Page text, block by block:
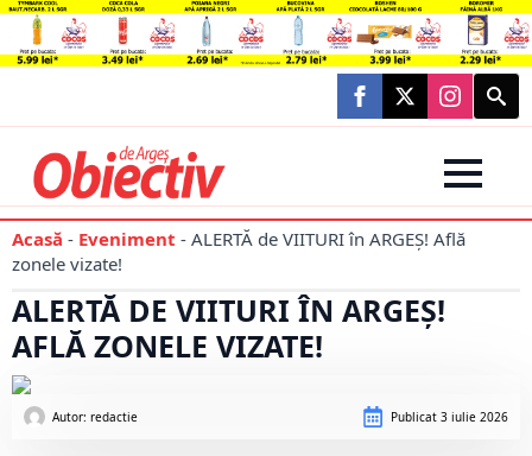
Search
for:
Acasă - Eveniment - ALERTĂ de VIITURI în ARGEȘ! Află
zonele vizate!
ALERTĂ DE VIITURI ÎN ARGEȘ!
AFLĂ ZONELE VIZATE!
Autor: redactie Publicat 3 iulie 2026